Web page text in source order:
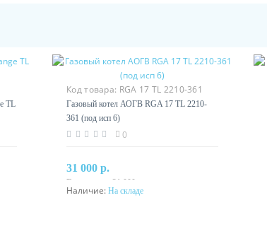
TL
Код товара: RGA 17 TL 2210-361
(под исп 6)
Газовый котел АОГВ RGA 17 TL 2210-
361 (под исп 6)
0
31 000 р.
Без налога: 31 000 р.
В корзину
Наличие: На складе